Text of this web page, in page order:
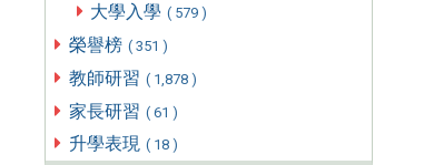
大學入學 ( 579 )
榮譽榜 ( 351 )
教師研習 ( 1,878 )
家長研習 ( 61 )
升學表現 ( 18 )